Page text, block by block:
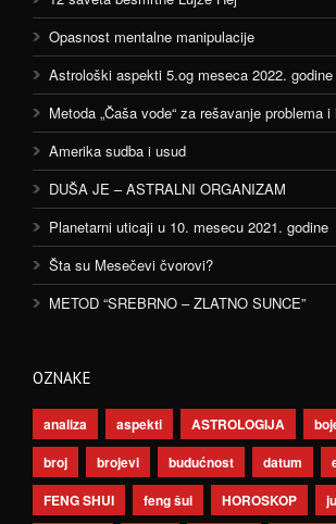
Opasnost mentalne manipulacije
Astrološki aspekti 5.og meseca 2022. godine
Metoda „Čaša vode“ za rešavanje problema
Amerika sudba i usud
DUŠA JE – ASTRALNI ORGANIZAM
Planetarni uticaji u 10. mesecu 2021. godine
Šta su Mesečevi čvorovi?
METOD “SREBRNO – ZLATNO SUNCE”
OZNAKE
analiza aspekti ASTROLOGIJA
broj
brojevi budućnost datum
FENG SHUI
feng šui HOROSKOP